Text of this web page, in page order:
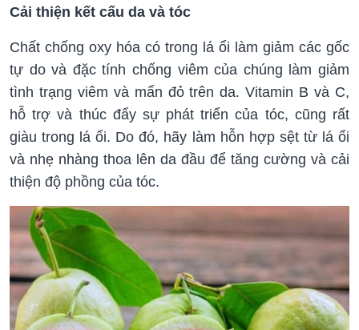
Cải thiện kết cấu da và tóc
Chất chống oxy hóa có trong lá ổi làm giảm các gốc
tự do và đặc tính chống viêm của chúng làm giảm
tình trạng viêm và mẩn đỏ trên da. Vitamin B và C,
hỗ trợ và thúc đẩy sự phát triển của tóc, cũng rất
giàu trong lá ổi. Do đó, hãy làm hỗn hợp sệt từ lá ổi
và nhẹ nhàng thoa lên da đầu để tăng cường và cải
thiện độ phồng của tóc.